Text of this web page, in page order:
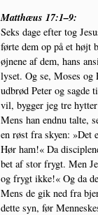
Mat­t­hæus 17:1–9:
Seks dage efter tog
før­te dem op på et højt
øjne­ne af dem, hans
lyset. Og se, Moses og
udbrød Peter og sag­de
vil, byg­ger jeg tre
Mens han end­nu tal­te,
en røst fra sky­en: »Det
Hør ham!« Da
bet af stor frygt. Men
og frygt ikke!« Og da
Mens de gik ned fra
det­te syn, før